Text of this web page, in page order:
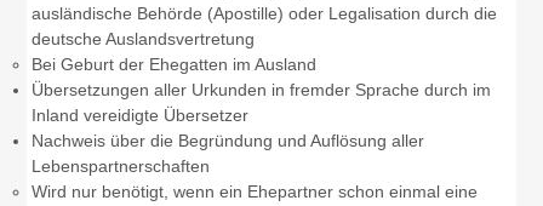
ausländische Behörde (Apostille) oder Legalisation durch die
deutsche Auslandsvertretung
Bei Geburt der Ehegatten im Ausland
Übersetzungen aller Urkunden in fremder Sprache durch im
Inland vereidigte Übersetzer
Nachweis über die Begründung und Auflösung aller
Lebenspartnerschaften
Wird nur benötigt, wenn ein Ehepartner schon einmal eine